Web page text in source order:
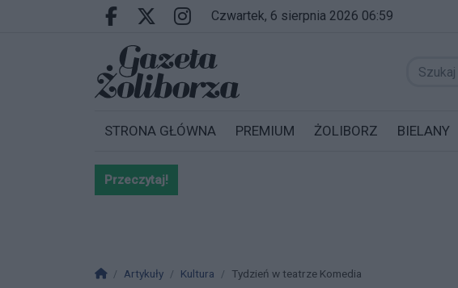
Przejdź do głównych treści
Przejdź do wyszukiwarki
Przejdź do głównego menu
Facebook.com
X.comInstagram.com
czwartek, 6 sierpnia 2026 06:59
STRONA GŁÓWNA PREMIUM ŻOLIBORZ BIELANY
Przeczytaj!
Strona główna
Artykuły Kultura Tydzień w teatrze Komedia